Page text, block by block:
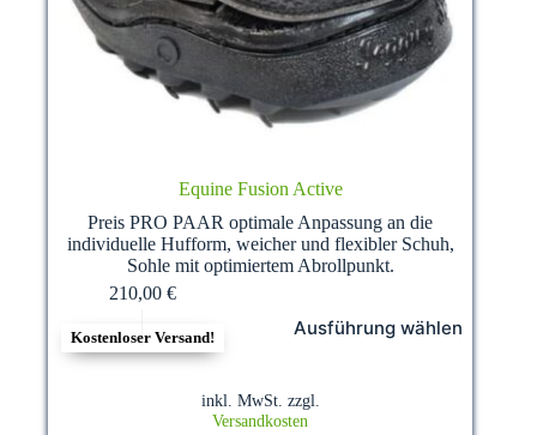
Equine Fusion Active
Preis PRO PAAR optimale Anpassung an die
individuelle Hufform, weicher und flexibler Schuh,
Sohle mit optimiertem Abrollpunkt.
210,00 €
Kostenloser Versand! Ausführung wählen
Produkt
weist
inkl. MwSt. zzgl.
Versandkosten